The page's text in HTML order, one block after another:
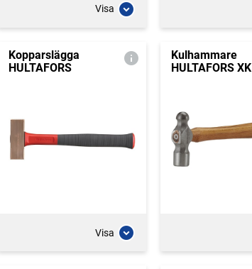
Visa
Kopparslägga
HULTAFORS
Visa
Kulhammare
HULTAFORS XK